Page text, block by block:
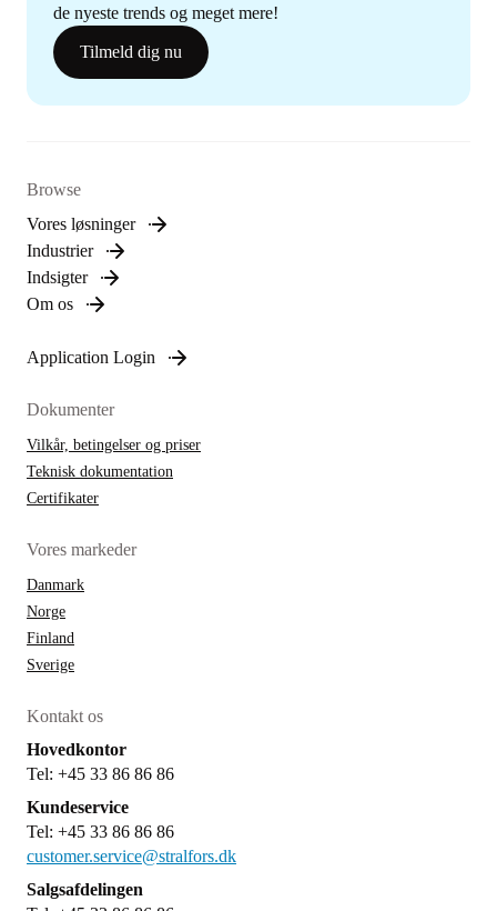
de nyeste trends og meget mere!
Tilmeld dig nu
Browse
Vores løsninger
Industrier
Indsigter
Om os
Application Login
Dokumenter
Vilkår, betingelser og priser
Teknisk dokumentation
Certifikater
Vores markeder
Danmark
Norge
Finland
Sverige
Kontakt os
Hovedkontor
Tel: +45 33 86 86 86
Kundeservice
Tel: +45 33 86 86 86
customer.service@stralfors.dk
Salgsafdelingen